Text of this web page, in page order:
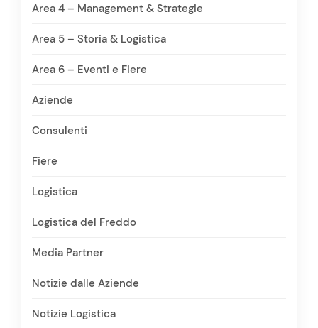
Area 4 – Management & Strategie
Area 5 – Storia & Logistica
Area 6 – Eventi e Fiere
Aziende
Consulenti
Fiere
Logistica
Logistica del Freddo
Media Partner
Notizie dalle Aziende
Notizie Logistica